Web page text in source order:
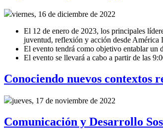
viernes, 16 de diciembre de 2022
El 12 de enero de 2023, los principales
juventud, reflexión y acción desde América
El evento tendrá como objetivo entablar un
El evento se llevará a cabo a partir de las
Conociendo nuevos contextos
jueves, 17 de noviembre de 2022
Comunicación y Desarrollo